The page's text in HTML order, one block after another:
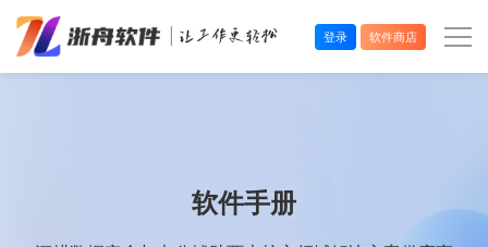
登录 软件商店
软件手册